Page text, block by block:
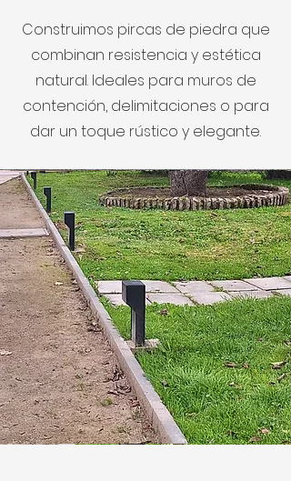
Construimos pircas de piedra que
combinan resistencia y estética
natural. Ideales para muros de
contención, delimitaciones o para
dar un toque rústico y elegante.